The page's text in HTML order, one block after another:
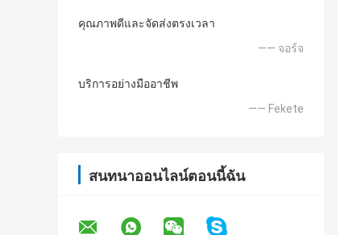
คุณภาพดีและจัดส่งตรงเวลา
—— จอร์จ
บริการอย่างมืออาชีพ
—— Fekete
สนทนาออนไลน์ตอนนี้ฉัน